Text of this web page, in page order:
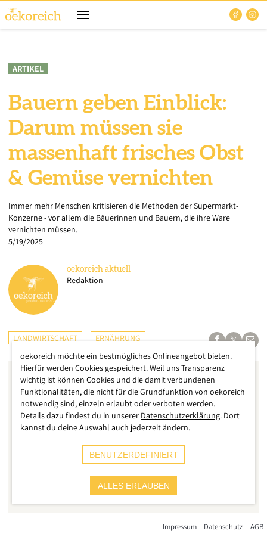
ARTIKEL
Bauern geben Einblick:
Darum müssen sie
massenhaft frisches Obst
& Gemüse vernichten
Immer mehr Menschen kritisieren die Methoden der Supermarkt-
Konzerne - vor allem die Bäuerinnen und Bauern, die ihre Ware
vernichten müssen.
5/19/2025
oekoreich aktuell
Redaktion
LANDWIRTSCHAFT ERNÄHRUNG
Impressum Datenschutz AGB
oekoreich möchte ein bestmögliches Onlineangebot bieten.
Hierfür werden Cookies gespeichert. Weil uns Transparenz
wichtig ist können Cookies und die damit verbundenen
Funktionalitäten, die nicht für die Grundfunktion von oekoreich
notwendig sind, einzeln erlaubt oder verboten werden.
Details dazu findest du in unserer Datenschutzerklärung. Dort
kannst du deine Auswahl auch jederzeit ändern.
BENUTZERDEFINIERT
ALLES ERLAUBEN